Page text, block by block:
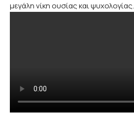
μεγάλη νίκη ουσίας και ψυχολογίας.